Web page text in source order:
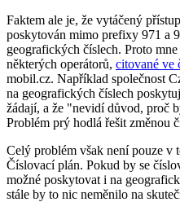
Faktem ale je, že vytáčený
poskytován mimo prefixy 971 a
geografických číslech. Proto
některých operátorů, citované ve
mobil.cz. Například společnost
na geografických číslech
žádají, a že "nevidí důvod, proč
Problém prý hodlá řešit změnou
Celý problém však není pouze v
Číslovací plán. Pokud by se
možné poskytovat i na
stále by to nic neměnilo na